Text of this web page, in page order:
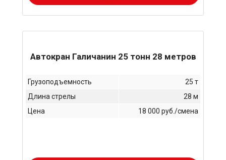
Автокран Галичанин 25 тонн 28 метров
Грузоподъемность
25 т
Длина стрелы
28 м
Цена
18 000 руб./смена